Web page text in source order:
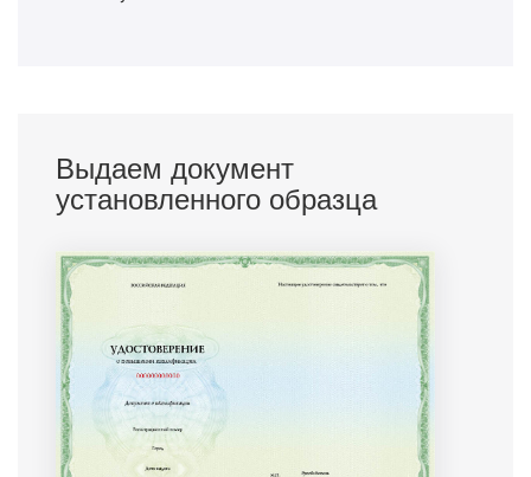
Выдаем документ
установленного образца